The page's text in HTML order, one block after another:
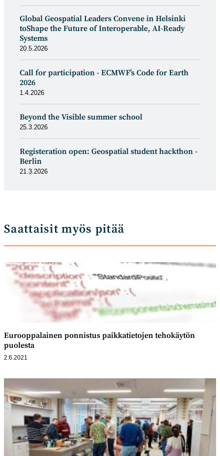
Global Geospatial Leaders Convene in Helsinki
toShape the Future of Interoperable, AI-Ready
Systems
20.5.2026
Call for participation - ECMWF’s Code for Earth
2026
1.4.2026
Beyond the Visible summer school
25.3.2026
Registeration open: Geospatial student hackthon -
Berlin
21.3.2026
Saattaisit myös pitää
Eurooppalainen ponnistus paikkatietojen tehokäytön
puolesta
2.6.2021